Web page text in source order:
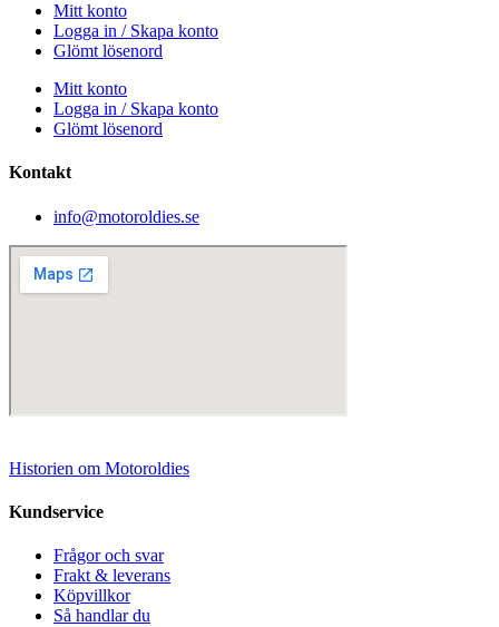
Mitt konto
Logga in / Skapa konto
Glömt lösenord
Mitt konto
Logga in / Skapa konto
Glömt lösenord
Kontakt
info@motoroldies.se
Historien om Motoroldies
Kundservice
Frågor och svar
Frakt & leverans
Köpvillkor
Så handlar du